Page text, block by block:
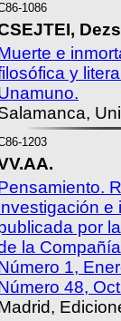
1086
e
y
1203
e
por
la
1,
48,